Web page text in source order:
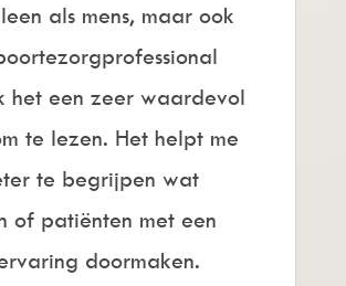
als mens, maar ook
het een zeer waardevol
te lezen. Het helpt me
te begrijpen wat
of patiënten met een
doormaken.